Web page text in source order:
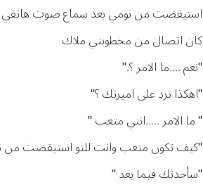
استيقضت من نومي بعد سماع صوت هاتفي
كان اتصال من مخطوبتي ملاك
"نعم ....ما الامر ؟."
"اهكذا ترد على اميرتك ؟"
" ما الامر .....انني متعب "
"كيف تكون متعب وانت للتو استيقضت
"سأحدثك فيما بعد "